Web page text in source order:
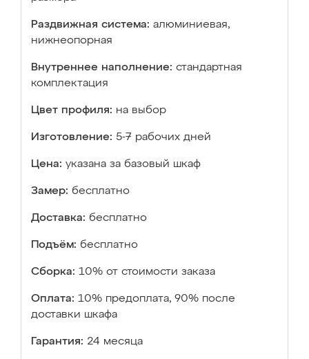
Раздвижная система: алюминиевая,
нижнеопорная
Внутреннее наполнение: стандартная
комплектация
Цвет профиля: на выбор
Изготовление: 5-7 рабочих дней
Цена: указана за базовый шкаф
Замер: бесплатно
Доставка: бесплатно
Подъём: бесплатно
Сборка: 10% от стоимости заказа
Оплата: 10% предоплата, 90% после
доставки шкафа
Гарантия: 24 месяца